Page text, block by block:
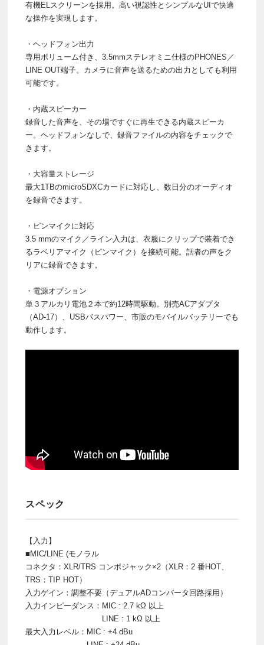
有機ELスクリーンを採用。高い視認性とシンプルなUIで快適
な操作を実現します。
・ヘッドフォン出力
専用ボリューム付き、3.5mmステレオミニ仕様のPHONES／
LINE OUT端子。カメラに音声を送るための出力としても利用
可能です。
・内蔵スピーカー
録音した音声を、その場ですぐに再生できる内蔵スピーカ
ー。ヘッドフォンなしで、録音ファイルの内容をチェックで
きます。
・大容量ストレージ
最大1TBのmicroSDXCカードに対応し、数日分のオーディオ
を録音できます。
・ピンマイクに対応
3.5 mmのマイク／ライン入力は、衣服にクリップで装着でき
るラベリアマイク（ピンマイク）を接続可能。話者の声をク
リアに録音できます。
・電源オプション
単３アルカリ電池２本で約12時間駆動。別売ACアダプタ
（AD-17）、USBバスパワー、市販のモバイルバッテリーでも
動作します。
スペック
【入力】
■MIC/LINE (モノラル
コネクタ：XLR/TRS コンボジャック×2（XLR：2 番HOT、
TRS：TIP HOT）
入力ゲイン：調整不要（デュアルADコンバータ回路採用）
入力インピーダンス：MIC : 2.7 kΩ 以上
LINE : 1 kΩ 以上
最大入力レベル：MIC : +4 dBu